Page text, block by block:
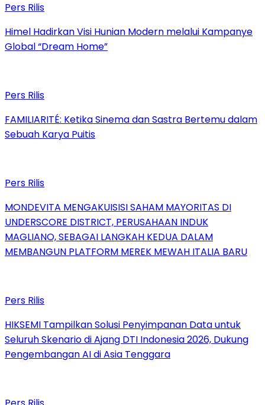
Pers Rilis
Himel Hadirkan Visi Hunian Modern melalui Kampanye
Global “Dream Home”
Pers Rilis
FAMILIARITÉ: Ketika Sinema dan Sastra Bertemu dalam
Sebuah Karya Puitis
Pers Rilis
MONDEVITA MENGAKUISISI SAHAM MAYORITAS DI
UNDERSCORE DISTRICT, PERUSAHAAN INDUK
MAGLIANO, SEBAGAI LANGKAH KEDUA DALAM
MEMBANGUN PLATFORM MEREK MEWAH ITALIA BARU
Pers Rilis
HIKSEMI Tampilkan Solusi Penyimpanan Data untuk
Seluruh Skenario di Ajang DTI Indonesia 2026, Dukung
Pengembangan AI di Asia Tenggara